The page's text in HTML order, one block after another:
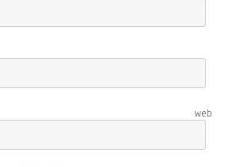
web